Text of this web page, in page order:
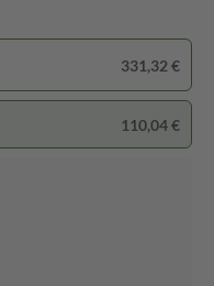
331,32 €
110,04 €